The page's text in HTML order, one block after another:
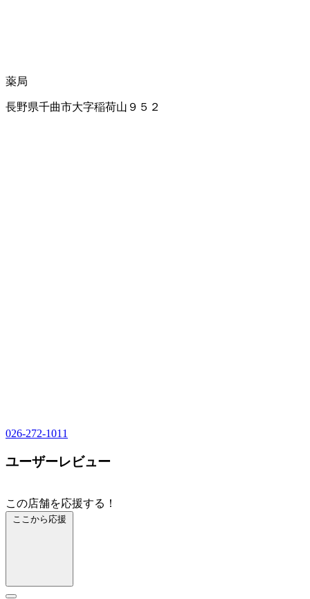
薬局
長野県千曲市大字稲荷山９５２
026-272-1011
ユーザーレビュー
この店舗を応援する！
ここから応援